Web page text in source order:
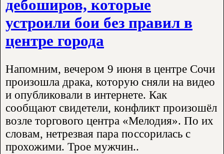
дебоширов, которые
устроили бои без правил в
центре города
Напомним, вечером 9 июня в центре Сочи
произошла драка, которую сняли на видео
и опубликовали в интернете. Как
сообщают свидетели, конфликт произошёл
возле торгового центра «Мелодия». По их
словам, нетрезвая пара поссорилась с
прохожими. Трое мужчин..